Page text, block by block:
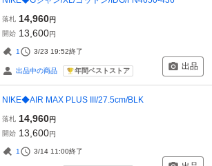
落札 14,960円
開始 13,600円
1 3/23 19:52終了
出品中の商品 年間ベストストア 出品
NIKE◆AIR MAX PLUS III/27.5cm/BLK
落札 14,960円
開始 13,600円
1 3/14 11:00終了